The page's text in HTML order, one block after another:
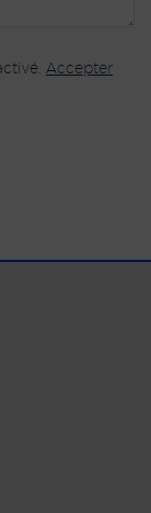
Accepter